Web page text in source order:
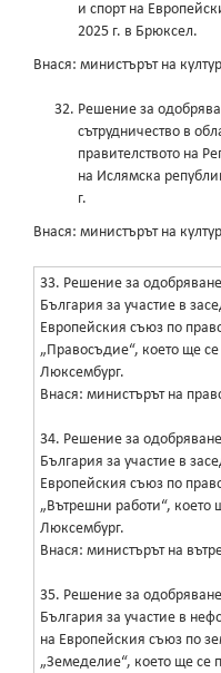
и спорт на
2025 г. в Брюксел.
Внася: министърът на
Решение за
сътрудничество в
правителството на
на Ислямска
г.
Внася: министърът на
33. Решение за
България за участие в
Европейския съюз по
„Правосъдие“, което ще
Люксембург.
Внася: министърът на
34. Решение за
България за участие в
Европейския съюз по
„Вътрешни работи“, което
Люксембург.
Внася: министърът на
35. Решение за
България за участие в
на Европейския съюз по
„Земеделие“, което ще се